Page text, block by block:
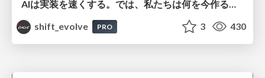
shift_evolve
PRO 3 430